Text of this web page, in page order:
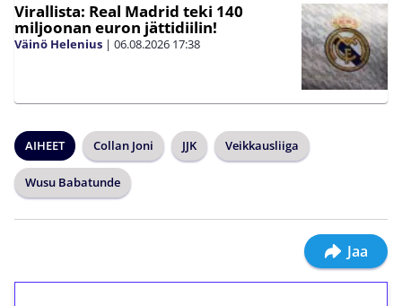
Virallista: Real Madrid teki 140
miljoonan euron jättidiilin!
Väinö Helenius | 06.08.2026 17:38
AIHEET Collan Joni JJK Veikkausliiga
Wusu Babatunde
Jaa